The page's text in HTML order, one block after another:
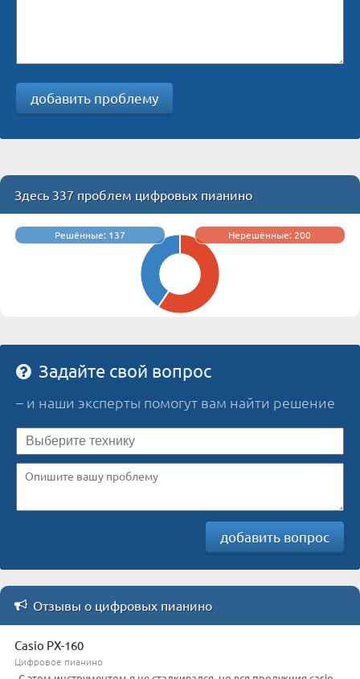
добавить проблему
Здесь 337 проблем цифровых пианино
Решённые: 137 Нерешённые: 200
Задайте свой вопрос
– и наши эксперты помогут вам найти решение
добавить вопрос
Отзывы о цифровых пианино
Casio PX-160
Цифровое пианино